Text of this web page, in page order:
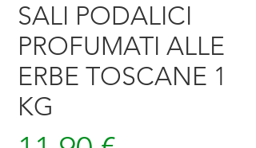
SALI PODALICI
PROFUMATI ALLE
ERBE TOSCANE 1
KG